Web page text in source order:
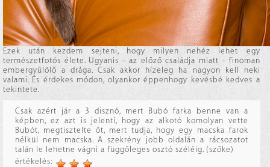
Ezek után kezdem sejteni, hogy milyen nehéz lehet egy
természetfotós élete. Ugyanis - az előző családja miatt - finoman
embergyűlölő a drága. Csak akkor hízeleg ha nagyon kell neki
valami. És érdekes módon, olyankor éppenhogy kevésbé kedves a
tekintete.
Csak azért jár a 3 disznó, mert Bubó farka benne van a
képben, ez azt is jelenti, hogy az alkotó komolyan vette
Bubót, megtisztelte őt, mert tudja, hogy egy macska farok
nélkül nem macska. A szekrény jobb oldalán a rácsozatot
talán le lehetne vágni a függőleges osztó széléig. (szőke)
értékelés: